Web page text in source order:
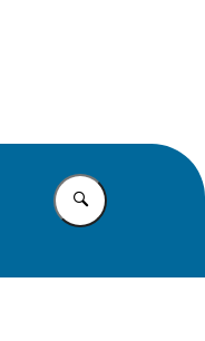
Vul in wat u